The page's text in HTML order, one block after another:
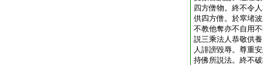
四方僧物。終不令
供四方僧。於窣堵
不教他奪亦不自用
説三乘法人恭敬供
人誹謗毀辱。尊重
持佛所説法。終不